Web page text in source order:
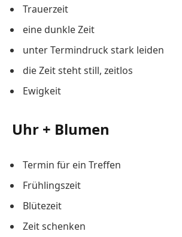
Trauerzeit
eine dunkle Zeit
unter Termindruck stark leiden
die Zeit steht still, zeitlos
Ewigkeit
Uhr + Blumen
Termin für ein Treffen
Frühlingszeit
Blütezeit
Zeit schenken